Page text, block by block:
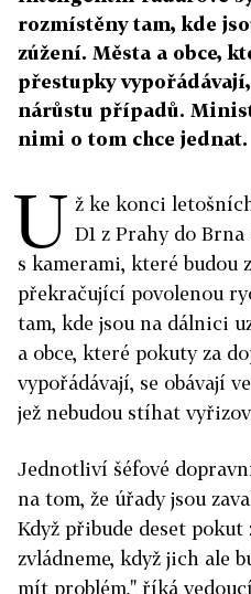
rozmístěny tam, kde
zúžení. Města a obce,
přestupky
nárůstu případů.
nimi o tom chce jednat.
U ž ke konci
D1 z Prahy do
s kamerami, které budou
překračující povolenou
tam, kde jsou na dálnici
a obce, které pokuty za
vypořádávají, se obávají
jež nebudou stíhat
Jednotliví šéfové
na tom, že úřady jsou
Když přibude deset pokut
zvládneme, když jich ale
mít problém," říká